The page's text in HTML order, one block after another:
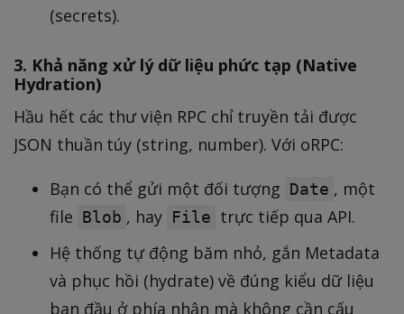
(secrets).
3. Khả năng xử lý dữ liệu phức tạp (Native
Hydration)
Hầu hết các thư viện RPC chỉ truyền tải được
JSON thuần túy (string, number). Với oRPC:
Bạn có thể gửi một đối tượng Date , một
file Blob , hay File trực tiếp qua API.
Hệ thống tự động băm nhỏ, gắn Metadata
và phục hồi (hydrate) về đúng kiểu dữ liệu
ban đầu ở phía nhận mà không cần cấu